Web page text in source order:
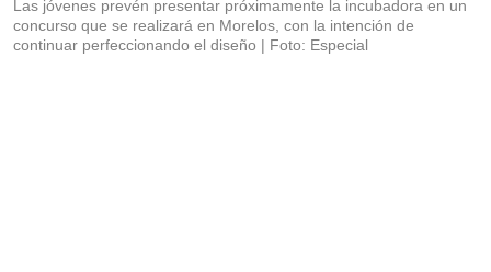
Las jóvenes prevén presentar próximamente la incubadora en un
concurso que se realizará en Morelos, con la intención de
continuar perfeccionando el diseño
Foto: Especial